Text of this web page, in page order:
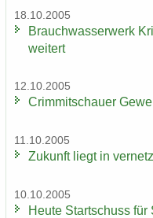
18.10.2005
Brauch­was­ser­werk
wei­tert
12.10.2005
Crim­mit­schau­er
11.10.2005
Zu­kunft liegt in
10.10.2005
Heute Start­schuss